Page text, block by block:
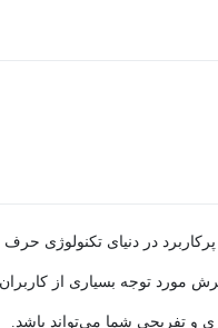
توجه بسیاری از